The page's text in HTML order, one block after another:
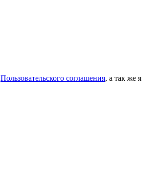
Пользовательского соглашения, а так же я